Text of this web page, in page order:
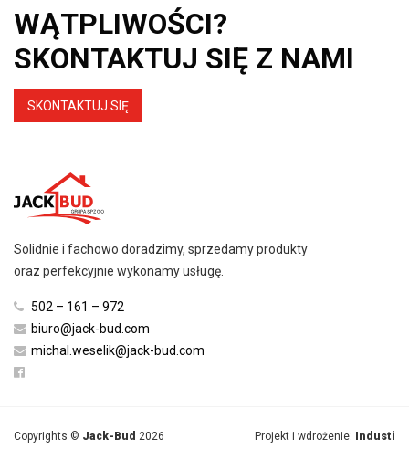
WĄTPLIWOŚCI?
SKONTAKTUJ SIĘ Z NAMI
SKONTAKTUJ SIĘ
Solidnie i fachowo doradzimy, sprzedamy produkty
oraz perfekcyjnie wykonamy usługę.
502 – 161 – 972
biuro@jack-bud.com
michal.weselik@jack-bud.com
Copyrights © Jack-Bud 2026 Projekt i wdrożenie: Industi